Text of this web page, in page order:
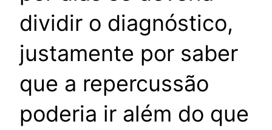
dividir o diagnóstico,
justamente por saber
que a repercussão
poderia ir além do que